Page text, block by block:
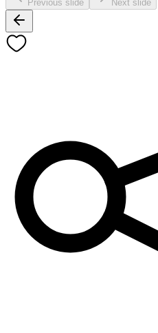
Previous slide Next slide